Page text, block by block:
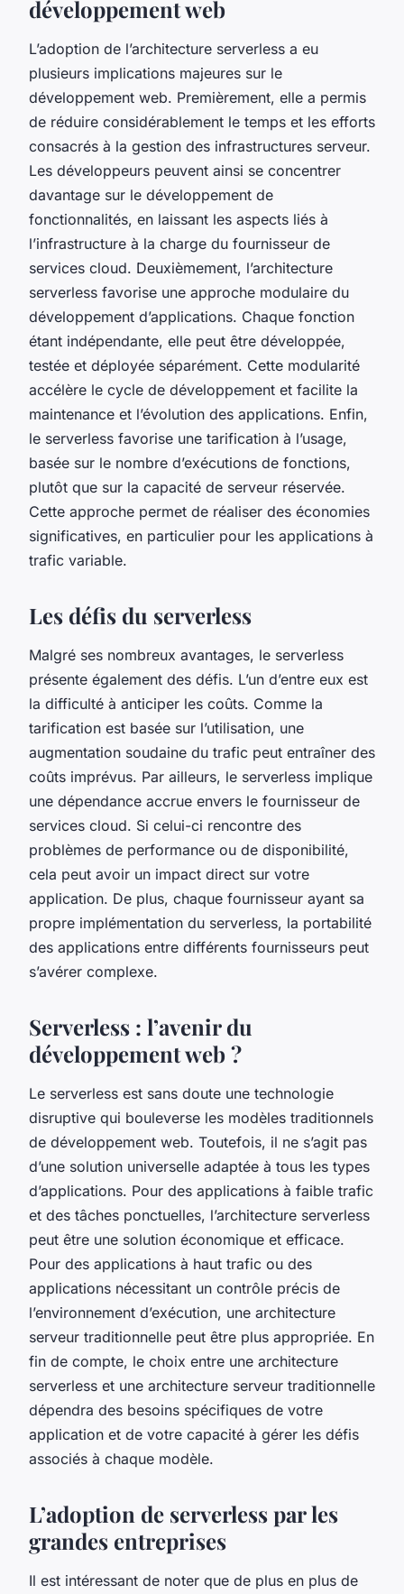
développement web
L’adoption de l’architecture serverless a eu
plusieurs implications majeures sur le
développement web. Premièrement, elle a permis
de réduire considérablement le temps et les efforts
consacrés à la gestion des infrastructures serveur.
Les développeurs peuvent ainsi se concentrer
davantage sur le développement de
fonctionnalités, en laissant les aspects liés à
l’infrastructure à la charge du fournisseur de
services cloud. Deuxièmement, l’architecture
serverless favorise une approche modulaire du
développement d’applications. Chaque fonction
étant indépendante, elle peut être développée,
testée et déployée séparément. Cette modularité
accélère le cycle de développement et facilite la
maintenance et l’évolution des applications. Enfin,
le serverless favorise une tarification à l’usage,
basée sur le nombre d’exécutions de fonctions,
plutôt que sur la capacité de serveur réservée.
Cette approche permet de réaliser des économies
significatives, en particulier pour les applications à
trafic variable.
Les défis du serverless
Malgré ses nombreux avantages, le serverless
présente également des défis. L’un d’entre eux est
la difficulté à anticiper les coûts. Comme la
tarification est basée sur l’utilisation, une
augmentation soudaine du trafic peut entraîner des
coûts imprévus. Par ailleurs, le serverless implique
une dépendance accrue envers le fournisseur de
services cloud. Si celui-ci rencontre des
problèmes de performance ou de disponibilité,
cela peut avoir un impact direct sur votre
application. De plus, chaque fournisseur ayant sa
propre implémentation du serverless, la portabilité
des applications entre différents fournisseurs peut
s’avérer complexe.
Serverless : l’avenir du
développement web ?
Le serverless est sans doute une technologie
disruptive qui bouleverse les modèles traditionnels
de développement web. Toutefois, il ne s’agit pas
d’une solution universelle adaptée à tous les types
d’applications. Pour des applications à faible trafic
et des tâches ponctuelles, l’architecture serverless
peut être une solution économique et efficace.
Pour des applications à haut trafic ou des
applications nécessitant un contrôle précis de
l’environnement d’exécution, une architecture
serveur traditionnelle peut être plus appropriée. En
fin de compte, le choix entre une architecture
serverless et une architecture serveur traditionnelle
dépendra des besoins spécifiques de votre
application et de votre capacité à gérer les défis
associés à chaque modèle.
L’adoption de serverless par les
grandes entreprises
Il est intéressant de noter que de plus en plus de